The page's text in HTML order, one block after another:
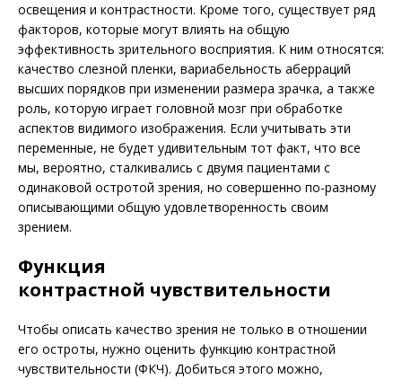
осве­щения и контрастности. Кроме того, существует ряд
факторов, которые могут влиять на общую
эффективность зрительного восприятия. К ним относятся:
качество слезной пленки, вариабельность аберраций
высших порядков при изменении размера зрачка, а также
роль, которую играет головной мозг при обработке
аспектов видимого изображения. Если учитывать эти
переменные, не будет удивительным тот факт, что все
мы, вероятно, сталкивались с двумя пациентами с
одинаковой остротой зрения, но совершенно по-разному
описывающими общую удовлетворенность своим
зрением.
Функция
контрастной чувствительности
Чтобы описать качество зрения не только в отношении
его остроты, нужно оценить функцию контрастной
чувствительности (ФКЧ). Добиться этого можно,